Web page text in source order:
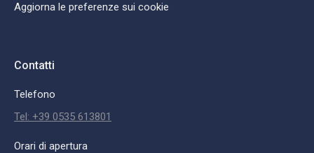
Aggiorna le preferenze sui cookie
Contatti
Telefono
Tel: +39 0535 613801
Orari di apertura